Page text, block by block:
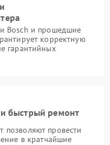
Bosch и прошедшие
корректную
гарантийных
и быстрый ремонт
провести
в кратчайшие